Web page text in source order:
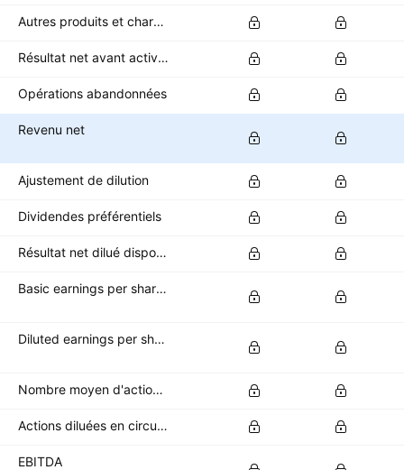
Autres produits et charges après impôts
Résultat net avant activités abandonnées
Opérations abandonnées
Revenu net
Ajustement de dilution
Dividendes préférentiels
Résultat net dilué disponible pour les actionnaires ordinaires
Basic earnings per share (basic EPS)
Diluted earnings per share (diluted EPS)
Nombre moyen d'actions de base en circulation
Actions diluées en circulation
EBITDA